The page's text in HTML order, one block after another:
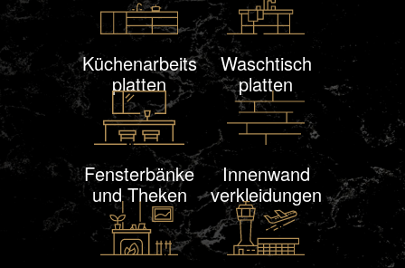
Küchenarbeits
platten
Waschtisch
platten
Fensterbänke
und Theken
Innenwand
verkleidungen